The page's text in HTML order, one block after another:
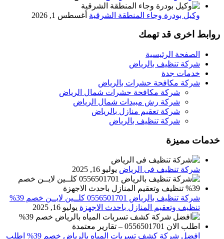
وكيل بودرة وجاء المنطقة الشرقية أغسطس 1, 2026
روابط اخرى قد تهمك
الصفحة الرئيسية
شركة تنظيف بالرياض
خدمات جدة
شركة مكافحة حشرات بالرياض
شركة مكافحة حشرات شمال الرياض
شركة رش مبيدات شمال الرياض
شركة تعقيم منازل بالرياض
شركة تنظيف بالرياض
خدمات مميزة
شركة تنظيف فى الرياض يوليو 16, 2025
شركة تنظيف بالرياض 0556501701 كلــين لايــن خصم 39%
تنظيف وتعقيم المنازل باحدث الاجهزة يوليو 16, 2025
افضل شركة كشف تسربات المياه بالرياض خصم 39% اطلب